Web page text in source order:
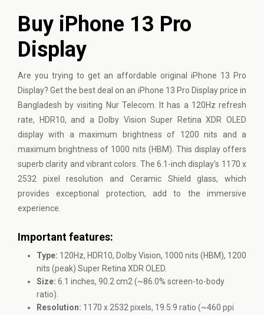
Buy iPhone 13 Pro
Display
Are you trying to get an affordable original iPhone 13 Pro
Display? Get the best deal on an iPhone 13 Pro Display price in
Bangladesh by visiting Nur Telecom. It has a 120Hz refresh
rate, HDR10, and a Dolby Vision Super Retina XDR OLED
display with a maximum brightness of 1200 nits and a
maximum brightness of 1000 nits (HBM). This display offers
superb clarity and vibrant colors. The 6.1-inch display's 1170 x
2532 pixel resolution and Ceramic Shield glass, which
provides exceptional protection, add to the immersive
experience.
Important features:
Type: 120Hz, HDR10, Dolby Vision, 1000 nits (HBM), 1200
nits (peak) Super Retina XDR OLED.
Size: 6.1 inches, 90.2 cm2 (~86.0% screen-to-body
ratio).
Resolution: 1170 x 2532 pixels, 19.5:9 ratio (~460 ppi